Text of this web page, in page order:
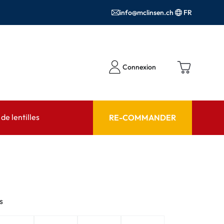
info@mclinsen.ch FR
Connexion
lentilles RE-COMMANDER